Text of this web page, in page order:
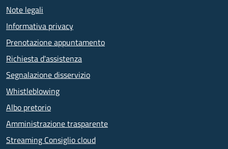
Note legali
Informativa privacy
Prenotazione appuntamento
Richiesta d'assistenza
Segnalazione disservizio
Whistleblowing
Albo pretorio
Amministrazione trasparente
Streaming Consiglio cloud